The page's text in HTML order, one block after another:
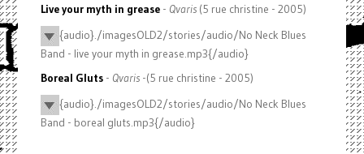
Live your myth in grease- Qvaris(5 rue christine - 2005)
{audio}./imagesOLD2/stories/audio/No Neck Blues
Band - live your myth in grease.mp3{/audio}
Boreal Gluts- Qvaris-(5 rue christine - 2005)
{audio}./imagesOLD2/stories/audio/No Neck Blues
Band - boreal gluts.mp3{/audio}